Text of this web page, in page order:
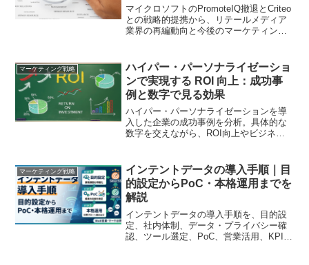
マイクロソフトのPromoteIQ撤退とCriteo
との戦略的提携から、リテールメディア
業界の再編動向と今後のマーケティング
マーケティング戦略
ハイパー・パーソナライゼーショ
ンで実現する ROI 向上：成功事
例と数字で見る効果
ハイパー・パーソナライゼーションを導
入した企業の成功事例を分析。具体的な
数字を交えながら、ROI向上やビジネス
マーケティング戦略
インテントデータの導入手順｜目
的設定からPoC・本格運用までを
解説
インテントデータの導入手順を、目的設
定、社内体制、データ・プライバシー確
認、ツール選定、PoC、営業活用、KPI評